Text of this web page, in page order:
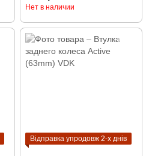
Нет в наличии
Відправка упродовж 2-х днів